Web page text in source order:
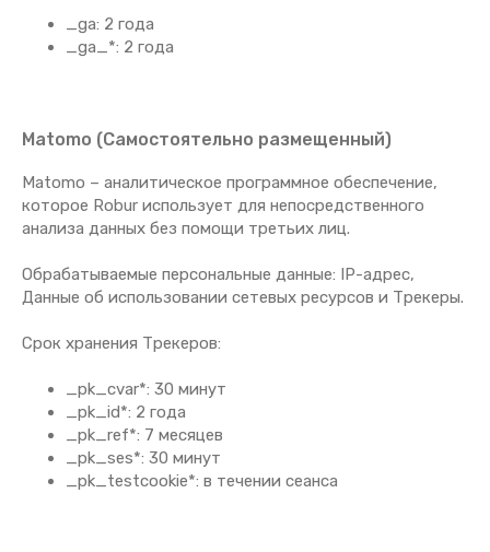
_ga: 2 года
_ga_*: 2 года
Matomo (Самостоятельно размещенный)
Matomo – аналитическое программное обеспечение,
которое Robur использует для непосредственного
анализа данных без помощи третьих лиц.
Обрабатываемые персональные данные: IP-адрес,
Данные об использовании сетевых ресурсов и Трекеры.
Срок хранения Tрекеров:
_pk_cvar*: 30 минут
_pk_id*: 2 года
_pk_ref*: 7 месяцев
_pk_ses*: 30 минут
_pk_testcookie*: в течении сеанса